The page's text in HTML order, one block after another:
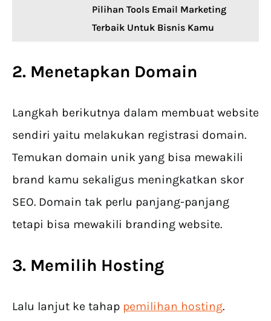
Pilihan Tools Email Marketing
Terbaik Untuk Bisnis Kamu
2. Menetapkan Domain
Langkah berikutnya dalam membuat website
sendiri yaitu melakukan registrasi domain.
Temukan domain unik yang bisa mewakili
brand kamu sekaligus meningkatkan skor
SEO. Domain tak perlu panjang-panjang
tetapi bisa mewakili branding website.
3. Memilih Hosting
Lalu lanjut ke tahap pemilihan hosting.